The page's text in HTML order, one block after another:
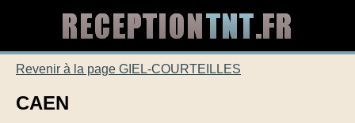
Revenir à la page GIEL-COURTEILLES
CAEN